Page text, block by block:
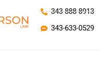
343-888-8913
343-633-0529